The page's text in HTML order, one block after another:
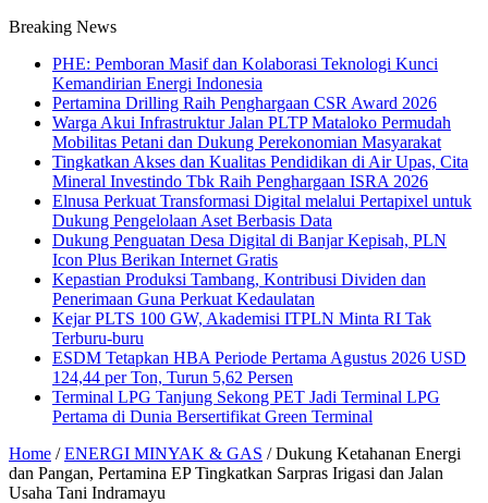
Breaking News
PHE: Pemboran Masif dan Kolaborasi Teknologi Kunci
Kemandirian Energi Indonesia
Pertamina Drilling Raih Penghargaan CSR Award 2026
Warga Akui Infrastruktur Jalan PLTP Mataloko Permudah
Mobilitas Petani dan Dukung Perekonomian Masyarakat
Tingkatkan Akses dan Kualitas Pendidikan di Air Upas, Cita
Mineral Investindo Tbk Raih Penghargaan ISRA 2026
Elnusa Perkuat Transformasi Digital melalui Pertapixel untuk
Dukung Pengelolaan Aset Berbasis Data
Dukung Penguatan Desa Digital di Banjar Kepisah, PLN
Icon Plus Berikan Internet Gratis
Kepastian Produksi Tambang, Kontribusi Dividen dan
Penerimaan Guna Perkuat Kedaulatan
Kejar PLTS 100 GW, Akademisi ITPLN Minta RI Tak
Terburu-buru
ESDM Tetapkan HBA Periode Pertama Agustus 2026 USD
124,44 per Ton, Turun 5,62 Persen
Terminal LPG Tanjung Sekong PET Jadi Terminal LPG
Pertama di Dunia Bersertifikat Green Terminal
Home / ENERGI MINYAK & GAS / Dukung Ketahanan Energi
dan Pangan, Pertamina EP Tingkatkan Sarpras Irigasi dan Jalan
Usaha Tani Indramayu